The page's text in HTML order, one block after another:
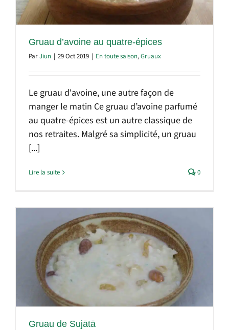
Gruau d’avoine au quatre-épices
ParJiun | 29 Oct 2019 | En toute saison,Gruaux
Le gruau d'avoine, une autre façon de
manger le matin Ce gruau d’avoine parfumé
au quatre-épices est un autre classique de
nos retraites. Malgré sa simplicité, un gruau
[...]
Lire la suite 0
Gruau de Sujātā